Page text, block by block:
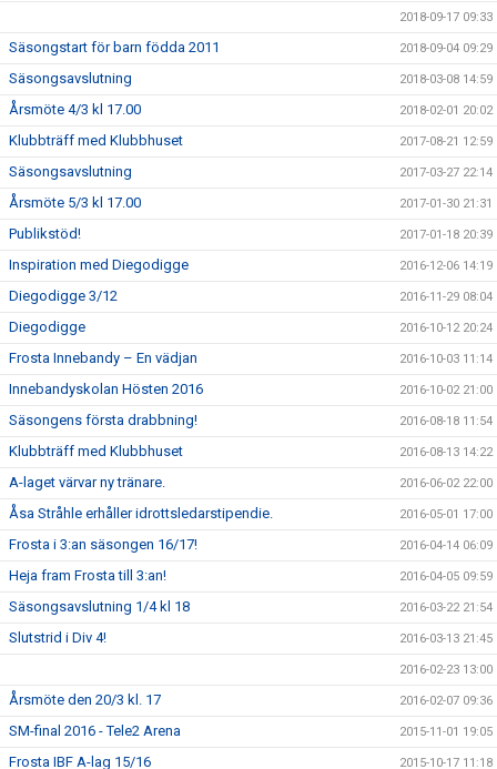
2018-09-17 09:33
Säsongstart för barn födda 2011 2018-09-04 09:29
Säsongsavslutning 2018-03-08 14:59
Årsmöte 4/3 kl 17.00 2018-02-01 20:02
Klubbträff med Klubbhuset 2017-08-21 12:59
Säsongsavslutning 2017-03-27 22:14
Årsmöte 5/3 kl 17.00 2017-01-30 21:31
Publikstöd! 2017-01-18 20:39
Inspiration med Diegodigge 2016-12-06 14:19
Diegodigge 3/12 2016-11-29 08:04
Diegodigge 2016-10-12 20:24
Frosta Innebandy – En vädjan 2016-10-03 11:14
Innebandyskolan Hösten 2016 2016-10-02 21:00
Säsongens första drabbning! 2016-08-18 11:54
Klubbträff med Klubbhuset 2016-08-13 14:22
A-laget värvar ny tränare. 2016-06-02 22:00
Åsa Stråhle erhåller idrottsledarstipendie. 2016-05-01 17:00
Frosta i 3:an säsongen 16/17! 2016-04-14 06:09
Heja fram Frosta till 3:an! 2016-04-05 09:59
Säsongsavslutning 1/4 kl 18 2016-03-22 21:54
Slutstrid i Div 4! 2016-03-13 21:45
2016-02-23 13:00
Årsmöte den 20/3 kl. 17 2016-02-07 09:36
SM-final 2016 - Tele2 Arena 2015-11-01 19:05
Frosta IBF A-lag 15/16 2015-10-17 11:18